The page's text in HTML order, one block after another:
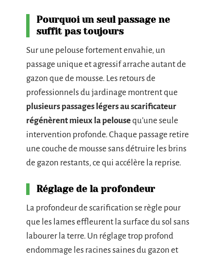
Pourquoi un seul passage ne
suffit pas toujours
Sur une pelouse fortement envahie, un
passage unique et agressif arrache autant de
gazon que de mousse. Les retours de
professionnels du jardinage montrent que
plusieurs passages légers au scarificateur
régénèrent mieux la pelousequ’une seule
intervention profonde. Chaque passage retire
une couche de mousse sans détruire les brins
de gazon restants, ce qui accélère la reprise.
Réglage de la profondeur
La profondeur de scarification se règle pour
que les lames effleurent la surface du sol sans
labourer la terre. Un réglage trop profond
endommage les racines saines du gazon et